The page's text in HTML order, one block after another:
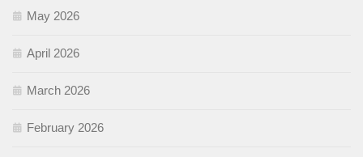
May 2026
April 2026
March 2026
February 2026